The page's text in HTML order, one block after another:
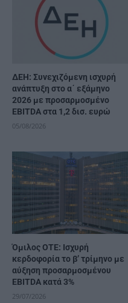
ΔΕΗ: Συνεχιζόμενη ισχυρή
ανάπτυξη στο α΄ εξάμηνο
2026 με προσαρμοσμένο
EBITDA στα 1,2 δισ. ευρώ
05/08/2026
Όμιλος ΟΤΕ: Ισχυρή
κερδοφορία το β’ τρίμηνο με
αύξηση προσαρμοσμένου
EBITDA κατά 3%
29/07/2026